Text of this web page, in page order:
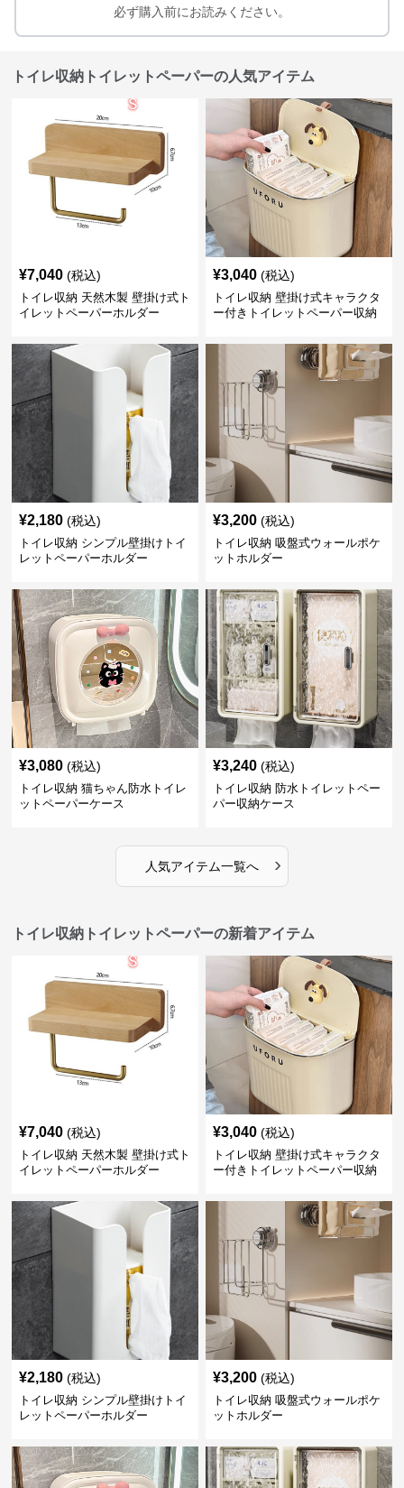
必ず購入前にお読みください。
トイレ収納トイレットペーパーの人気アイテム
¥7,040 (税込)
トイレ収納 天然木製 壁掛け式ト
イレットペーパーホルダー
¥3,040 (税込)
トイレ収納 壁掛け式キャラクタ
ー付きトイレットペーパー収納
¥2,180 (税込)
トイレ収納 シンプル壁掛けトイ
レットペーパーホルダー
¥3,200 (税込)
トイレ収納 吸盤式ウォールポケ
ットホルダー
¥3,080 (税込)
トイレ収納 猫ちゃん防水トイレ
ットペーパーケース
¥3,240 (税込)
トイレ収納 防水トイレットペー
パー収納ケース
人気アイテム一覧へ ›
トイレ収納トイレットペーパーの新着アイテム
¥7,040 (税込)
トイレ収納 天然木製 壁掛け式ト
イレットペーパーホルダー
¥3,040 (税込)
トイレ収納 壁掛け式キャラクタ
ー付きトイレットペーパー収納
¥2,180 (税込)
トイレ収納 シンプル壁掛けトイ
レットペーパーホルダー
¥3,200 (税込)
トイレ収納 吸盤式ウォールポケ
ットホルダー